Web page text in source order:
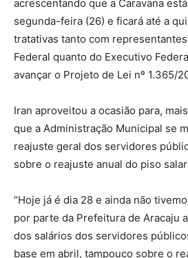
acrescentando que a Caravana
segunda-feira (26) e ficará até a
tratativas tanto com
Federal quanto do Executivo
avançar o Projeto de Lei nº 1.365/
Iran aproveitou a ocasião para,
que a Administração Municipal se
reajuste geral dos servidores
sobre o reajuste anual do piso
“Hoje já é dia 28 e ainda não
por parte da Prefeitura de Aracaju
dos salários dos servidores
base em abril, tampouco sobre o